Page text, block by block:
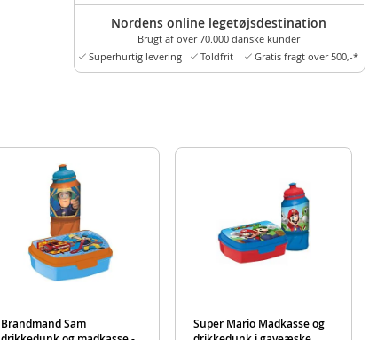
Nordens online legetøjsdestination
Brugt af over 70.000 danske kunder
Superhurtig levering
Toldfrit Gratis fragt over 500,-*
Brandmand Sam
Super Mario Madkasse og